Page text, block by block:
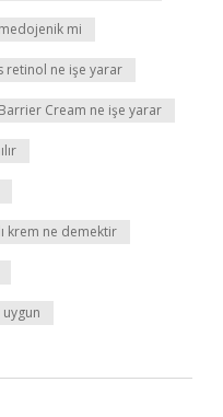
mi
retinol ne işe yarar
Cream ne işe yarar
krem ne demektir